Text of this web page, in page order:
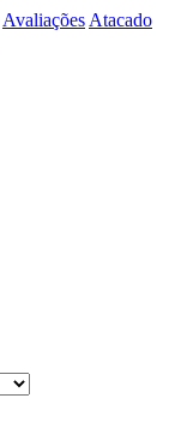
Avaliações Atacado